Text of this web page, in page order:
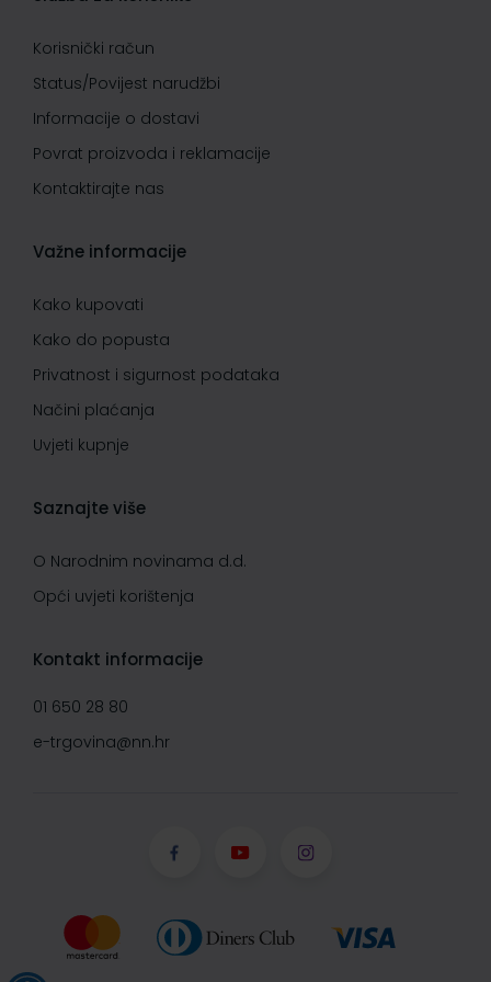
Korisnički račun
Status/Povijest narudžbi
Informacije o dostavi
Povrat proizvoda i reklamacije
Kontaktirajte nas
Važne informacije
Kako kupovati
Kako do popusta
Privatnost i sigurnost podataka
Načini plaćanja
Uvjeti kupnje
Saznajte više
O Narodnim novinama d.d.
Opći uvjeti korištenja
Kontakt informacije
01 650 28 80
e-trgovina@nn.hr